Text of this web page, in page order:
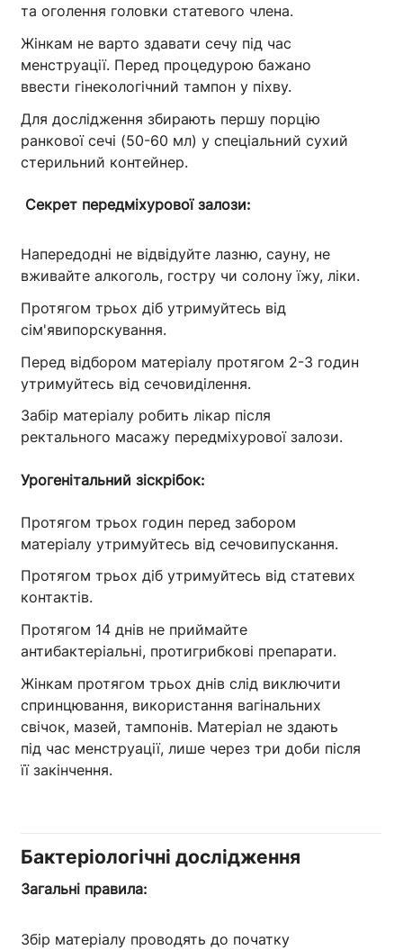
та оголення головки статевого члена.
Жінкам не варто здавати сечу під час
менструації. Перед процедурою бажано
ввести гінекологічний тампон у піхву.
Для дослідження збирають першу порцію
ранкової сечі (50-60 мл) у спеціальний сухий
стерильний контейнер.
Секрет передміхурової залози:
Напередодні не відвідуйте лазню, сауну, не
вживайте алкоголь, гостру чи солону їжу, ліки.
Протягом трьох діб утримуйтесь від
сім'явипорскування.
Перед відбором матеріалу протягом 2-3 годин
утримуйтесь від сечовиділення.
Забір матеріалу робить лікар після
ректального масажу передміхурової залози.
Урогенітальний зіскрібок:
Протягом трьох годин перед забором
матеріалу утримуйтесь від сечовипускання.
Протягом трьох діб утримуйтесь від статевих
контактів.
Протягом 14 днів не приймайте
антибактеріальні, протигрибкові препарати.
Жінкам протягом трьох днів слід виключити
спринцювання, використання вагінальних
свічок, мазей, тампонів. Матеріал не здають
під час менструації, лише через три доби після
її закінчення.
Бактеріологічні дослідження
Загальні правила:
Збір матеріалу проводять до початку